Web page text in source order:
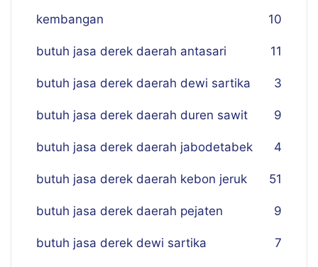
kembangan 10
butuh jasa derek daerah antasari 11
butuh jasa derek daerah dewi sartika 3
butuh jasa derek daerah duren sawit 9
butuh jasa derek daerah jabodetabek 4
butuh jasa derek daerah kebon jeruk 51
butuh jasa derek daerah pejaten 9
butuh jasa derek dewi sartika 7